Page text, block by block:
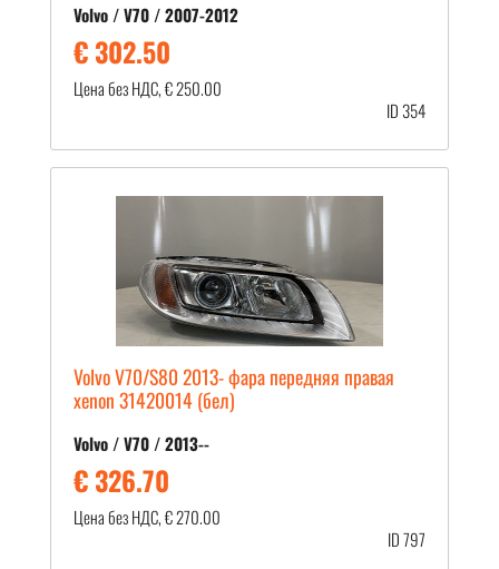
Volvo / V70 / 2007-2012
€ 302.50
Цена без НДС, € 250.00
ID 354
Volvo V70/S80 2013- фара передняя правая
xenon 31420014 (бел)
Volvo / V70 / 2013--
€ 326.70
Цена без НДС, € 270.00
ID 797